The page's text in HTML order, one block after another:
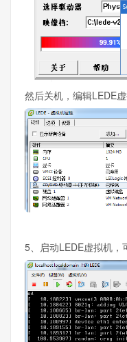
然后关机，编辑LEDE
5、启动LEDE虚拟机，